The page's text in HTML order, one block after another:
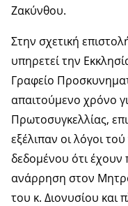
Ζακύνθου.
Στην σχετική
υπηρετεί την
Γραφείο
απαιτούμενο χρόνο
Πρωτοσυγκελλίας,
εξέλιπαν οι λόγοι
δεδομένου ότι
ανάρρηση στον
του κ. Διονυσίου και